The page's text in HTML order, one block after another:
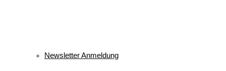
Newsletter Anmeldung